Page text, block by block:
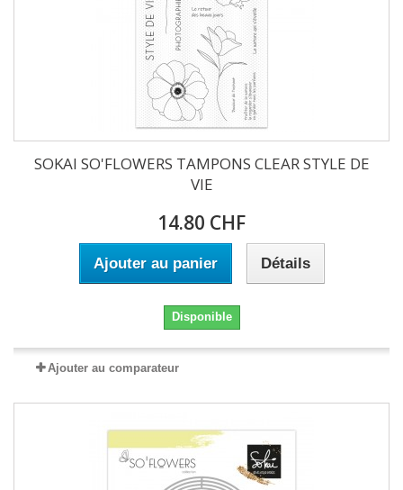
SOKAI SO'FLOWERS TAMPONS CLEAR STYLE DE
VIE
14.80 CHF
Ajouter au panier Détails
Disponible
Ajouter au comparateur